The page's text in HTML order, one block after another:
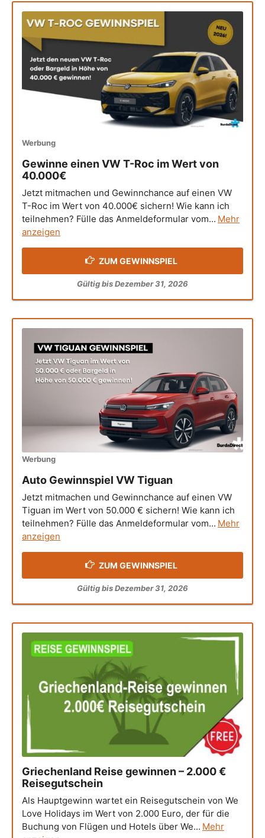
Werbung
Gewinne einen VW T-Roc im Wert von
40.000€
Jetzt mitmachen und Gewinnchance auf einen VW
T-Roc im Wert von 40.000€ sichern! Wie kann ich
teilnehmen? Fülle das Anmeldeformular vom... Mehr
anzeigen
ZUM GEWINNSPIEL
Gültig bis Dezember 31, 2026
Werbung
Auto Gewinnspiel VW Tiguan
Jetzt mitmachen und Gewinnchance auf einen VW
Tiguan im Wert von 50.000 € sichern! Wie kann ich
teilnehmen? Fülle das Anmeldeformular vom... Mehr
anzeigen
ZUM GEWINNSPIEL
Gültig bis Dezember 31, 2026
Griechenland Reise gewinnen – 2.000 €
Reisegutschein
Als Hauptgewinn wartet ein Reisegutschein von We
Love Holidays im Wert von 2.000 Euro, der für die
Buchung von Flügen und Hotels über We... Mehr